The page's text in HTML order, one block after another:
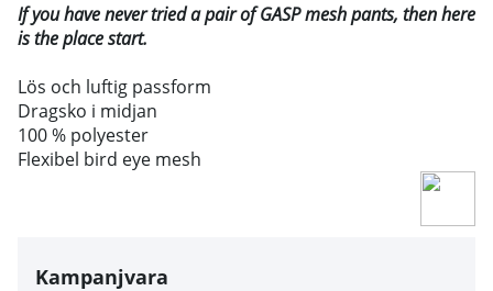
If you have never tried a pair of GASP mesh pants, then here
is the place start.
Lös och luftig passform
Dragsko i midjan
100 % polyester
Flexibel bird eye mesh
Kampanjvara